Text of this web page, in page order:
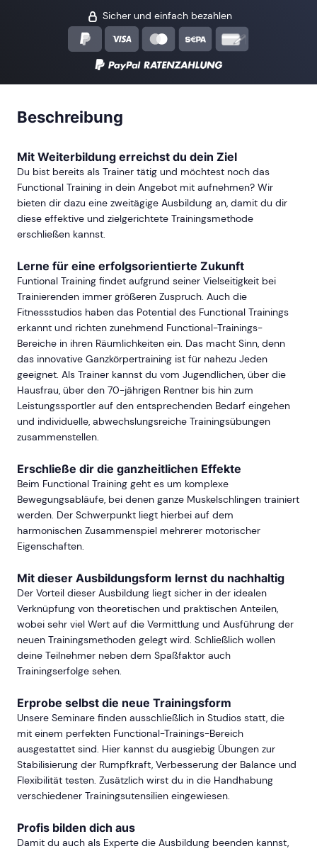
Sicher und einfach bezahlen
Beschreibung
Mit Weiterbildung erreichst du dein Ziel
Du bist bereits als Trainer tätig und möchtest noch das
Functional Training in dein Angebot mit aufnehmen? Wir
bieten dir dazu eine zweitägige Ausbildung an, damit du dir
diese effektive und zielgerichtete Trainingsmethode
erschließen kannst.
Lerne für eine erfolgsorientierte Zukunft
Funtional Training findet aufgrund seiner Vielseitigkeit bei
Trainierenden immer größeren Zuspruch. Auch die
Fitnessstudios haben das Potential des Functional Trainings
erkannt und richten zunehmend Functional-Trainings-
Bereiche in ihren Räumlichkeiten ein. Das macht Sinn, denn
das innovative Ganzkörpertraining ist für nahezu Jeden
geeignet. Als Trainer kannst du vom Jugendlichen, über die
Hausfrau, über den 70-jährigen Rentner bis hin zum
Leistungssportler auf den entsprechenden Bedarf eingehen
und individuelle, abwechslungsreiche Trainingsübungen
zusammenstellen.
Erschließe dir die ganzheitlichen Effekte
Beim Functional Training geht es um komplexe
Bewegungsabläufe, bei denen ganze Muskelschlingen trainiert
werden. Der Schwerpunkt liegt hierbei auf dem
harmonischen Zusammenspiel mehrerer motorischer
Eigenschaften.
Mit dieser Ausbildungsform lernst du nachhaltig
Der Vorteil dieser Ausbildung liegt sicher in der idealen
Verknüpfung von theoretischen und praktischen Anteilen,
wobei sehr viel Wert auf die Vermittlung und Ausführung der
neuen Trainingsmethoden gelegt wird. Schließlich wollen
deine Teilnehmer neben dem Spaßfaktor auch
Trainingserfolge sehen.
Erprobe selbst die neue Trainingsform
Unsere Seminare finden ausschließlich in Studios statt, die
mit einem perfekten Functional-Trainings-Bereich
ausgestattet sind. Hier kannst du ausgiebig Übungen zur
Stabilisierung der Rumpfkraft, Verbesserung der Balance und
Flexibilität testen. Zusätzlich wirst du in die Handhabung
verschiedener Trainingsutensilien eingewiesen.
Profis bilden dich aus
Damit du auch als Experte die Ausbildung beenden kannst,